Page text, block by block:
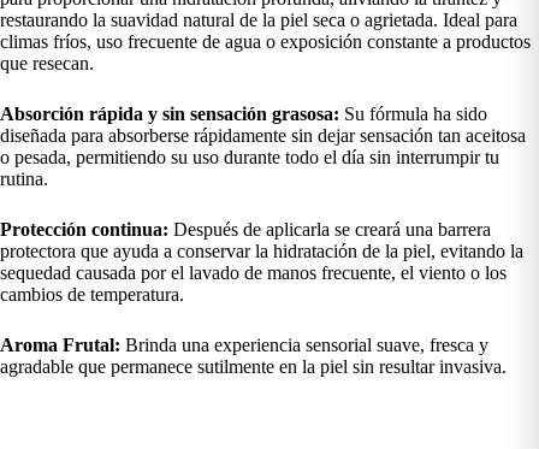
restaurando la suavidad natural de la piel seca o agrietada. Ideal para
climas fríos, uso frecuente de agua o exposición constante a productos
que resecan.
Absorción rápida y sin sensación grasosa: Su fórmula ha sido
diseñada para absorberse rápidamente sin dejar sensación tan aceitosa
o pesada, permitiendo su uso durante todo el día sin interrumpir tu
rutina.
Protección continua: Después de aplicarla se creará una barrera
protectora que ayuda a conservar la hidratación de la piel, evitando la
sequedad causada por el lavado de manos frecuente, el viento o los
cambios de temperatura.
Aroma Frutal: Brinda una experiencia sensorial suave, fresca y
agradable que permanece sutilmente en la piel sin resultar invasiva.